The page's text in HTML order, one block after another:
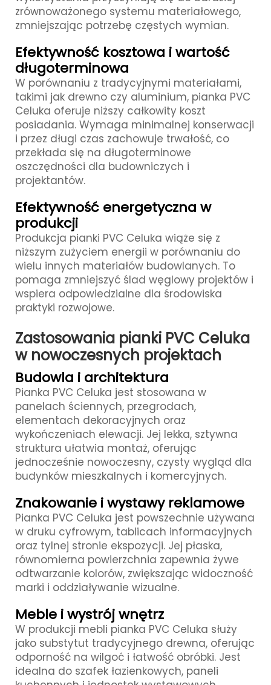
zrównoważonego systemu materiałowego,
zmniejszając potrzebę częstych wymian.
Efektywność kosztowa i wartość
długoterminowa
W porównaniu z tradycyjnymi materiałami,
takimi jak drewno czy aluminium, pianka PVC
Celuka oferuje niższy całkowity koszt
posiadania. Wymaga minimalnej konserwacji
i przez długi czas zachowuje trwałość, co
przekłada się na długoterminowe
oszczędności dla budowniczych i
projektantów.
Efektywność energetyczna w
produkcji
Produkcja pianki PVC Celuka wiąże się z
niższym zużyciem energii w porównaniu do
wielu innych materiałów budowlanych. To
pomaga zmniejszyć ślad węglowy projektów i
wspiera odpowiedzialne dla środowiska
praktyki rozwojowe.
Zastosowania pianki PVC Celuka
w nowoczesnych projektach
Budowla i architektura
Pianka PVC Celuka jest stosowana w
panelach ściennych, przegrodach,
elementach dekoracyjnych oraz
wykończeniach elewacji. Jej lekka, sztywna
struktura ułatwia montaż, oferując
jednocześnie nowoczesny, czysty wygląd dla
budynków mieszkalnych i komercyjnych.
Znakowanie i wystawy reklamowe
Pianka PVC Celuka jest powszechnie używana
w druku cyfrowym, tablicach informacyjnych
oraz tylnej stronie ekspozycji. Jej płaska,
równomierna powierzchnia zapewnia żywe
odtwarzanie kolorów, zwiększając widoczność
marki i oddziaływanie wizualne.
Meble i wystrój wnętrz
W produkcji mebli pianka PVC Celuka służy
jako substytut tradycyjnego drewna, oferując
odporność na wilgoć i łatwość obróbki. Jest
idealna do szafek łazienkowych, paneli